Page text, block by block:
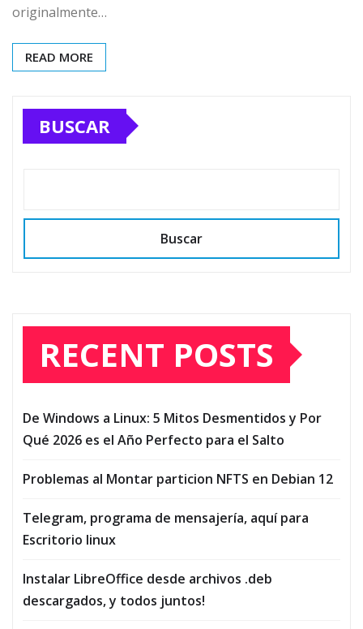
originalmente…
READ MORE
BUSCAR
Buscar
RECENT POSTS
De Windows a Linux: 5 Mitos Desmentidos y Por
Qué 2026 es el Año Perfecto para el Salto
Problemas al Montar particion NFTS en Debian 12
Telegram, programa de mensajería, aquí para
Escritorio linux
Instalar LibreOffice desde archivos .deb
descargados, y todos juntos!